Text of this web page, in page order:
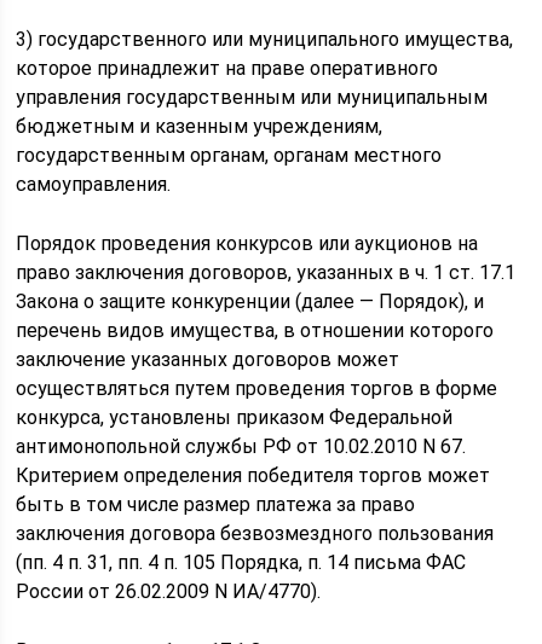
3) государственного или муниципального имущества,
которое принадлежит на праве оперативного
управления государственным или муниципальным
бюджетным и казенным учреждениям,
государственным органам, органам местного
самоуправления.
Порядок проведения конкурсов или аукционов на
право заключения договоров, указанных в ч. 1 ст. 17.1
Закона о защите конкуренции (далее — Порядок), и
перечень видов имущества, в отношении которого
заключение указанных договоров может
осуществляться путем проведения торгов в форме
конкурса, установлены приказом Федеральной
антимонопольной службы РФ от 10.02.2010 N 67.
Критерием определения победителя торгов может
быть в том числе размер платежа за право
заключения договора безвозмездного пользования
(пп. 4 п. 31, пп. 4 п. 105 Порядка, п. 14 письма ФАС
России от 26.02.2009 N ИА/4770).